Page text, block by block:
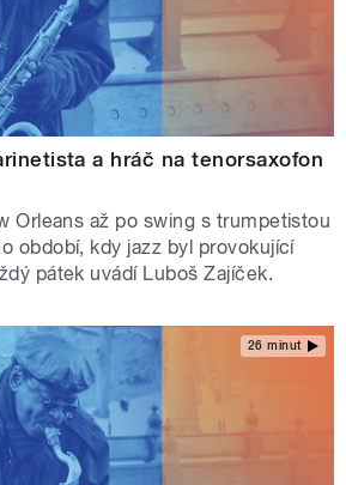
a hráč na tenorsaxofon
Orleans až po swing s trumpetistou
období, kdy jazz byl provokující
pátek uvádí Luboš Zajíček.
26 minut